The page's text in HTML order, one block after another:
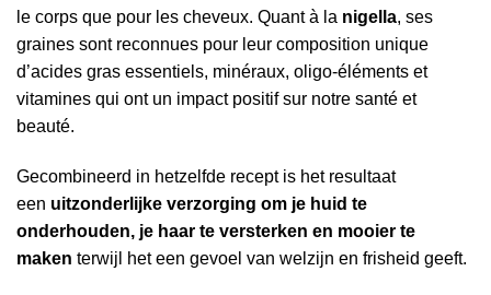
le corps que pour les cheveux. Quant à la nigella, ses
graines sont reconnues pour leur composition unique
d’acides gras essentiels, minéraux, oligo-éléments et
vitamines qui ont un impact positif sur notre santé et
beauté.
Gecombineerd in hetzelfde recept is het resultaat
een uitzonderlijke verzorging om je huid te
onderhouden, je haar te versterken en mooier te
maken terwijl het een gevoel van welzijn en frisheid geeft.